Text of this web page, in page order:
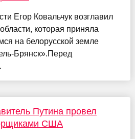
Егор Ковальчук возглавил
которая приняла
на белорусской земле
Брянск».Перед
Путина провел
США